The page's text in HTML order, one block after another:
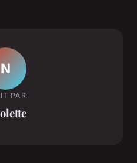
N
PAR